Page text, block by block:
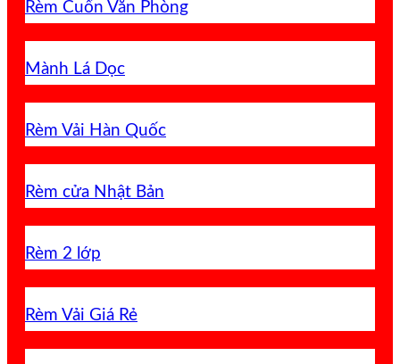
Rèm Cuốn Văn Phòng
Mành Lá Dọc
Rèm Vải Hàn Quốc
Rèm cửa Nhật Bản
Rèm 2 lớp
Rèm Vải Giá Rẻ